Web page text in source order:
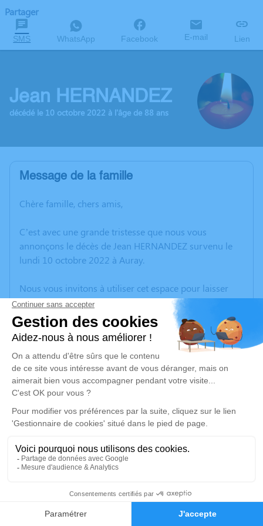
Faire-part Hommages
Partager
SMS WhatsApp Facebook E-mail Lien
Jean HERNANDEZ
décédé le 10 octobre 2022 à l'âge de 88 ans
Message de la famille
Chère famille, chers amis,
C’est avec une grande tristesse que nous vous
annonçons le décès de Jean HERNANDEZ survenu le
lundi 10 octobre 2022 à Auray.
Nous vous invitons à utiliser cet espace pour laisser
vos condoléances, partager des photos souvenirs, une
anecdote ou exprimer vos pensées à travers des
poèmes ou des textes. Cet endroit est un lieu
d'expression dédié à honorer la mémoire de Jean
HERNANDEZ.
Un service de plantation d’arbre hommage est
disponible ici.
Je rends hommage
Cérémonie civile
Crématorium et Parc Mémorial du Pays de Vannes
de Plescop